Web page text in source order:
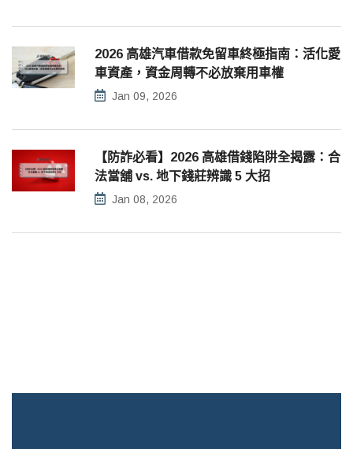
2026 高雄汽車借款免留車終極指南：活化愛
車資產，資金周轉不必放棄用車權
Jan 09, 2026
【防詐必看】2026 高雄借錢陷阱全揭露：合
法當舖 vs. 地下錢莊辨識 5 大招
Jan 08, 2026